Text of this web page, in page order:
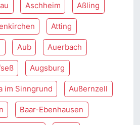
Aschheim Aßling
Atting
Aub Auerbach
Augsburg
im Sinngrund Außernzell
Baar-Ebenhausen